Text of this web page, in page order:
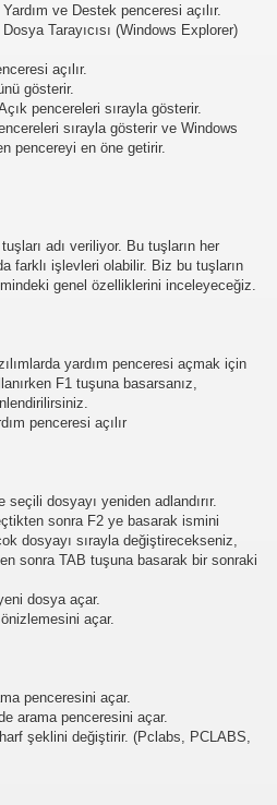
ve Destek penceresi açılır.
Tarayıcısı (Windows Explorer)
açılır.
gösterir.
pencereleri sırayla gösterir.
sırayla gösterir ve Windows
pencereyi en öne getirir.
adı veriliyor. Bu tuşların her
farklı işlevleri olabilir. Biz bu tuşların
genel özelliklerini inceleyeceğiz.
yardım penceresi açmak için
F1 tuşuna basarsanız,
penceresi açılır
dosyayı yeniden adlandırır.
sonra F2 ye basarak ismini
dosyayı sırayla değiştirecekseniz,
sonra TAB tuşuna basarak bir sonraki
dosya açar.
açar.
penceresini açar.
arama penceresini açar.
şeklini değiştirir. (Pclabs, PCLABS,